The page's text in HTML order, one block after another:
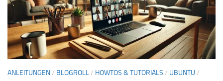
ANLEITUNGEN/ BLOGROLL/ HOWTOS & TUTORIALS / UBUNTU /